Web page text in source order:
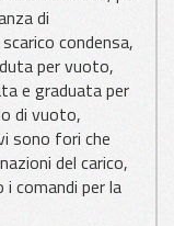
di
condensa,
per vuoto,
e graduata per
di vuoto,
sono fori che
del carico,
comandi per la